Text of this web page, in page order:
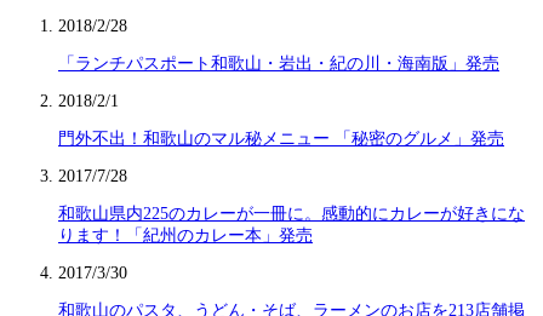
2018/2/28
「ランチパスポート和歌山・岩出・紀の川・海南版」発売
2018/2/1
門外不出！和歌山のマル秘メニュー 「秘密のグルメ」発売
2017/7/28
和歌山県内225のカレーが一冊に。感動的にカレーが好きにな
ります！「紀州のカレー本」発売
2017/3/30
和歌山のパスタ、うどん・そば、ラーメンのお店を213店舗掲